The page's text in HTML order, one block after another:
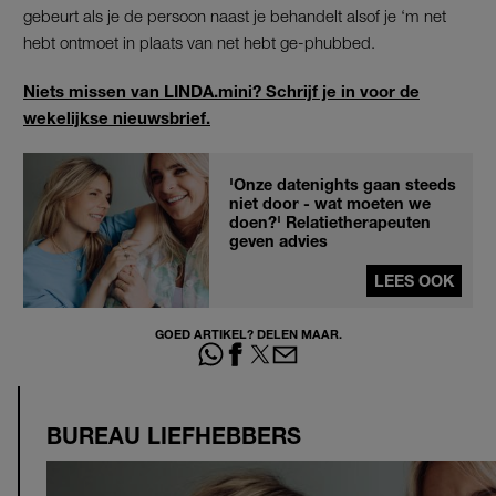
gebeurt als je de persoon naast je behandelt alsof je ‘m net
hebt ontmoet in plaats van net hebt ge-phubbed.
Niets missen van LINDA.mini? Schrijf je in voor de
wekelijkse nieuwsbrief.
'Onze datenights gaan steeds
niet door - wat moeten we
doen?' Relatietherapeuten
geven advies
LEES OOK
GOED ARTIKEL? DELEN MAAR.
BUREAU LIEFHEBBERS